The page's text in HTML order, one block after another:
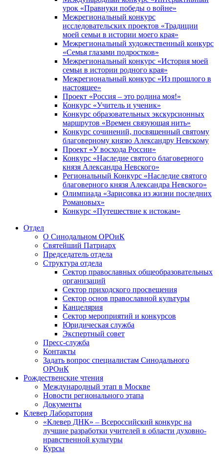
урок «Правнуки победы о войне»
Межрегиональный конкурс
исследовательских проектов «Традиции
моей семьи в истории моего края»
Межрегиональный художественный конкурс
«Семья глазами подростков»
Межрегиональный конкурс «История моей
семьи в истории родного края»
Межрегиональный конкурс «Из прошлого в
настоящее»
Проект «Россия – это родина моя!»
Конкурс «Учитель и ученик»
Конкурс образовательных экскурсионных
маршрутов «Времен связующая нить»
Конкурс сочинений, посвященный святому
благоверному князю Александру Невскому
Проект «У восхода России»
Конкурс «Наследие святого благоверного
князя Александра Невского»
Региональный Конкурс «Наследие святого
благоверного князя Александра Невского»
Олимпиада «Зарисовка из жизни последних
Романовых»
Конкурс «Путешествие к истокам»
Отдел
О Синодальном ОРОиК
Святейший Патриарх
Председатель отдела
Структура отдела
Сектор православных общеобразовательных
организаций
Сектор приходского просвещения
Сектор основ православной культуры
Канцелярия
Сектор мероприятий и конкурсов
Юридическая служба
Экспертный совет
Пресс-служба
Контакты
Задать вопрос специалистам Синодального
ОРОиК
Рождественские чтения
Международный этап в Москве
Новости регионального этапа
Документы
Клевер Лаборатория
«Клевер ДНК» – Всероссийский конкурс на
лучшие разработки учителей в области духовно-
нравственной культуры
Курсы